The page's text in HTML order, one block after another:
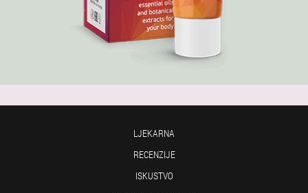
LJEKARNA
RECENZIJE
ISKUSTVO